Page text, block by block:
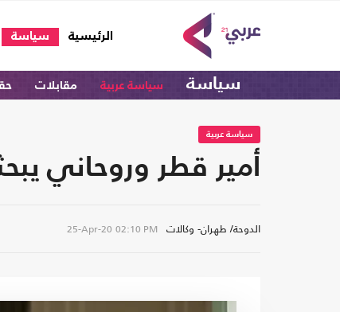
الرئيسية
(current) سياسة
سياسة سياسة عربية مقابلات
سياسة عربية
أمير قطر وروحاني
الدوحة/ طهران- وكالات 25-Apr-20 02:10 PM